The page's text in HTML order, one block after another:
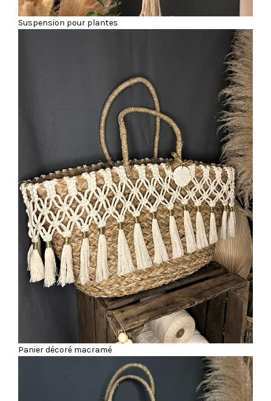
Suspension pour plantes
Panier décoré macramé